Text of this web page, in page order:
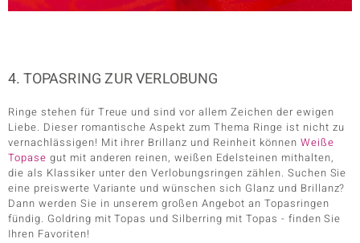
4. TOPASRING ZUR VERLOBUNG
Ringe stehen für Treue und sind vor allem Zeichen der ewigen
Liebe. Dieser romantische Aspekt zum Thema Ringe ist nicht zu
vernachlässigen! Mit ihrer Brillanz und Reinheit können Weiße
Topase gut mit anderen reinen, weißen Edelsteinen mithalten,
die als Klassiker unter den Verlobungsringen zählen. Suchen Sie
eine preiswerte Variante und wünschen sich Glanz und Brillanz?
Dann werden Sie in unserem großen Angebot an Topasringen
fündig. Goldring mit Topas und Silberring mit Topas - finden Sie
Ihren Favoriten!